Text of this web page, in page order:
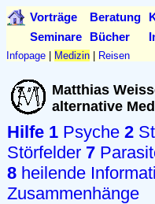
Vorträge Beratung
Seminare Bücher
Infopage Medizin Reisen
Matthias
alternative
Hilfe 1 Psyche 2
Störfelder 7
8 heilende
Zusammenhänge